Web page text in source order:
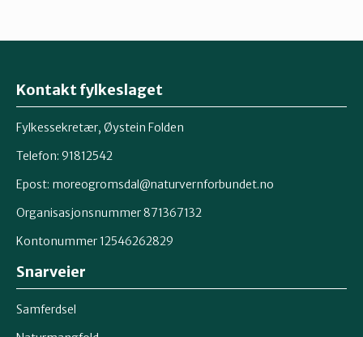
Kontakt fylkeslaget
Fylkessekretær, Øystein Folden
Telefon: 91812542
Epost: moreogromsdal@naturvernforbundet.no
Organisasjonsnummer 871367132
Kontonummer 12546262829
Snarveier
Samferdsel